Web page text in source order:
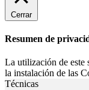
Cerrar
Resumen de
La utilización de este
la instalación de las
Técnicas